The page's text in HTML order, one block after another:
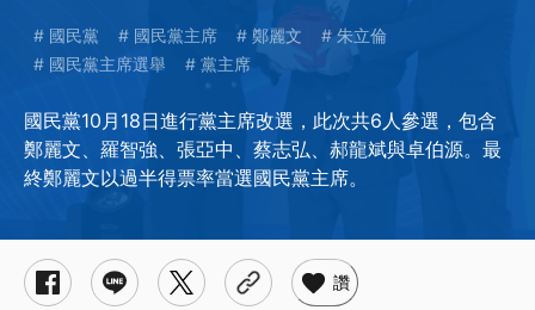
國民黨 國民黨主席 鄭麗文
朱立倫
國民黨主席選舉
黨主席
國民黨10月18日進行黨主席改選，此次共6人參選，包含
鄭麗文、羅智強、張亞中、蔡志弘、郝龍斌與卓伯源。最
終鄭麗文以過半得票率當選國民黨主席。
讚